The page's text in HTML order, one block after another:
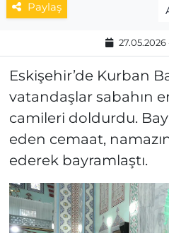
Paylaş
27.05.2026
Eskişehir’de Kurban
vatandaşlar sabahın
camileri doldurdu.
eden cemaat,
ederek bayramlaştı.